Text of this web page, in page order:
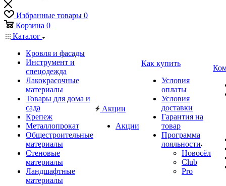
Избранные товары 0
Корзина 0
Каталог
Кровля и фасады
Инструмент и
спецодежда
Лакокрасочные
материалы
Товары для дома и
сада
Крепеж
Металлопрокат
Общестроительные
материалы
Стеновые
материалы
Ландшафтные
материалы
Акции
Акции
Как купить
Условия
оплаты
Условия
доставки
Гарантия на
товар
Программа
лояльности
Новосёл
Club
Pro